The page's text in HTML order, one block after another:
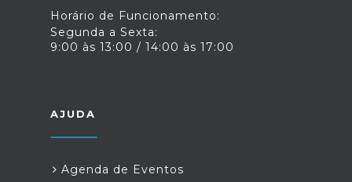
Horário de Funcionamento:
Segunda a Sexta:
9:00 às 13:00 / 14:00 às 17:00
AJUDA
Agenda de Eventos